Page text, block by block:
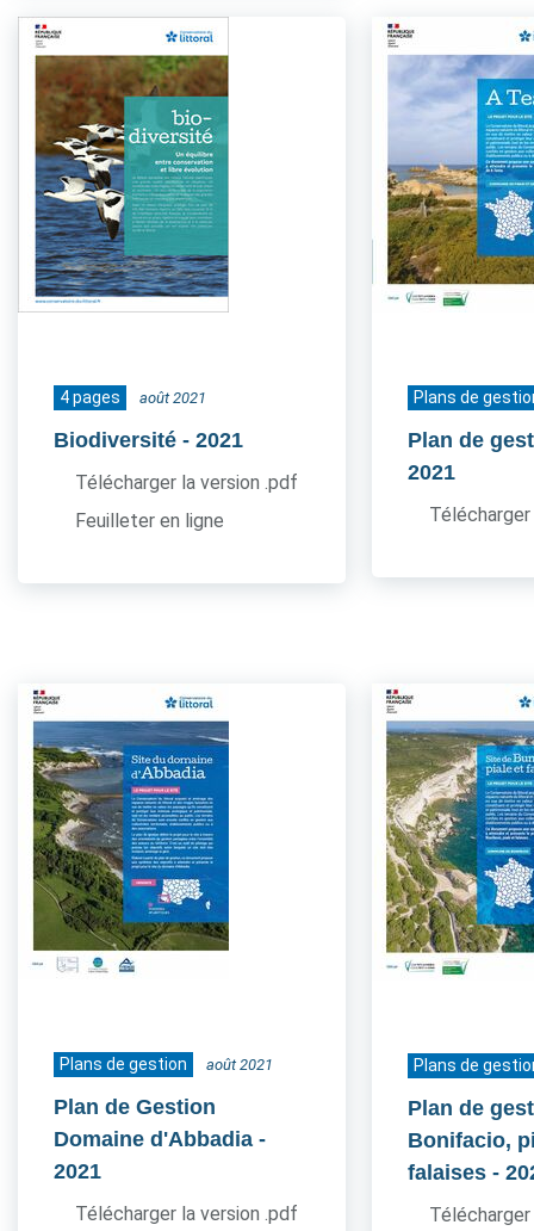
4 pages août 2021
Biodiversité - 2021
Télécharger la version .pdf
Feuilleter en ligne
Plans de
Plan de
2021
Plans de gestion août 2021
Plan de Gestion
Domaine d'Abbadia -
2021
Télécharger la version .pdf
Plans de
Plan de
Bonifacio,
falaises -